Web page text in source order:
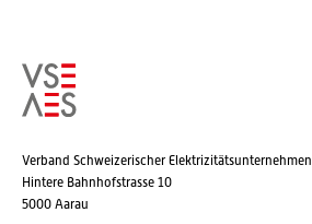
Verband Schweizerischer Elektrizitätsunternehmen
Hintere Bahnhofstrasse 10
5000 Aarau